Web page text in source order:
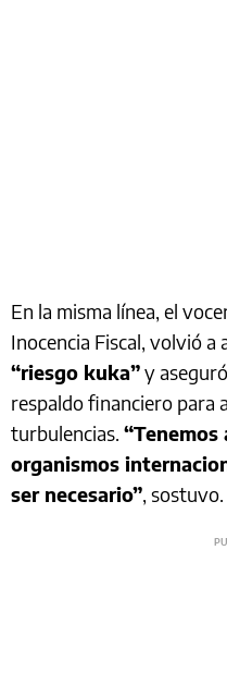
En la misma línea, el
Inocencia Fiscal, volvió
“riesgo kuka”y
respaldo financiero para
turbulencias. “Tenemos
organismos
ser necesario”, sostuvo.